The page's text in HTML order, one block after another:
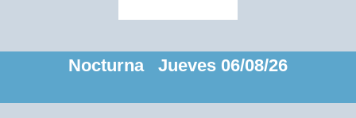
Nocturna Jueves 06/08/26